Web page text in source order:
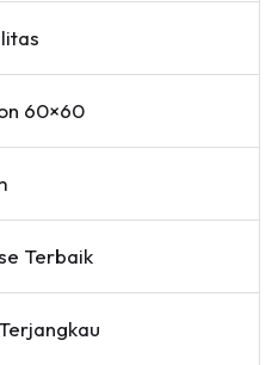
60×60
Terbaik